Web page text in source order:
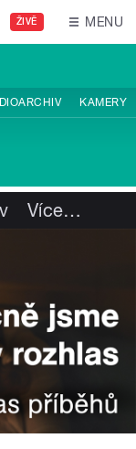
ŽIVĚ MENU
KAMERY
Více…